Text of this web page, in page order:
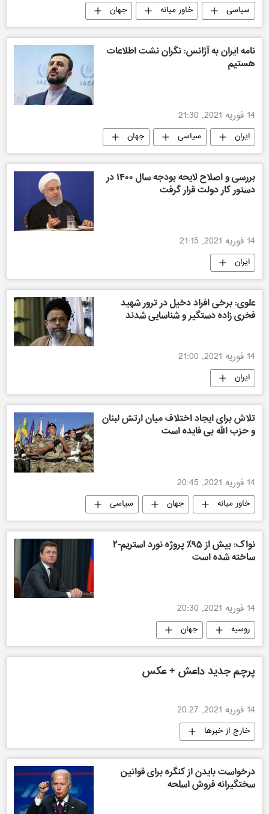
سیاسی خاور میانه جهان
نامه ایران به آژانس: نگران نشت اطلاعات
هستیم
14 فوریه 2021, 21:30
ایران سیاسی جهان
بررسی و اصلاح لایحه بودجه سال ۱۴۰۰ در
دستور کار دولت قرار گرفت
14 فوریه 2021, 21:15
ایران
علوی: برخی افراد دخیل در ترور شهید
فخری ‌زاده دستگیر و شناسایی شدند
14 فوریه 2021, 21:00
ایران
تلاش برای ایجاد اختلاف میان ارتش لبنان
و حزب ‌الله بی فایده است
14 فوریه 2021, 20:45
خاور میانه جهان سیاسی
نواک: بیش از ۹۵٪ پروژه نورد استریم-۲
ساخته شده است
14 فوریه 2021, 20:30
روسیه جهان
پرچم جدید داعش + عکس
14 فوریه 2021, 20:27
خارج از خبرها
درخواست بایدن از کنگره برای قوانین
سختگیرانه فروش اسلحه